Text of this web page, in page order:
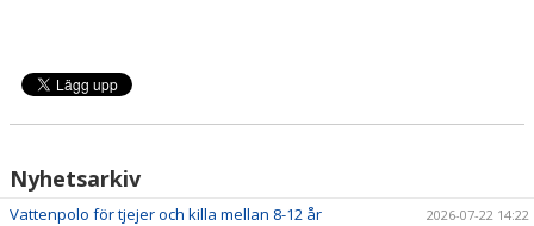
Nyhetsarkiv
Vattenpolo för tjejer och killa mellan 8-12 år 2026-07-22 14:22